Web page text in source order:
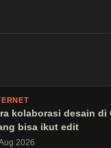
kolaborasi desain di
bisa ikut edit
2026